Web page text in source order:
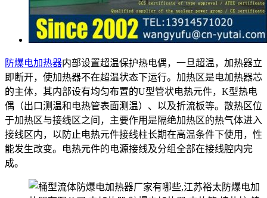
防爆电加热器内部设置超温保护热电偶，一旦超温，加热器立
即断开，使加热器不在超温状态下运行。加热区是电加热器芯
的主体，其内部设有均匀布置的U型管状电热元件，K型热电
偶（出口测温和电热管表面测温）、以及折流板等。散热区位
于加热区与接线区之间，主要作用是隔绝加热区的热气体进入
接线区内，以防止电热元件接线柱长期在高温条件下使用，性
能发生改变。电热元件的电源接线及分组全部在接线腔内完
成。